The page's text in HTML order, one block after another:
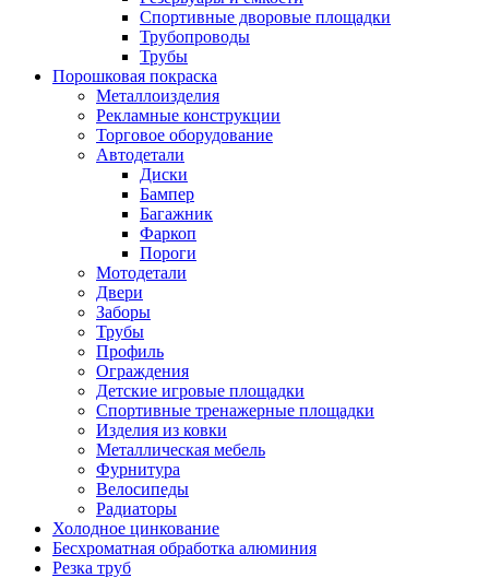
Спортивные дворовые площадки
Трубопроводы
Трубы
Порошковая покраска
Металлоизделия
Рекламные конструкции
Торговое оборудование
Автодетали
Диски
Бампер
Багажник
Фаркоп
Пороги
Мотодетали
Двери
Заборы
Трубы
Профиль
Ограждения
Детские игровые площадки
Спортивные тренажерные площадки
Изделия из ковки
Металлическая мебель
Фурнитура
Велосипеды
Радиаторы
Холодное цинкование
Бесхроматная обработка алюминия
Резка труб